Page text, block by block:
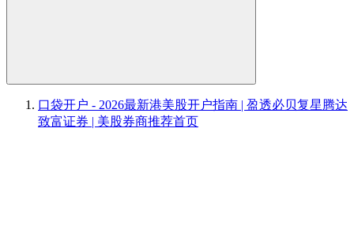
口袋开户 - 2026最新港美股开户指南 | 盈透必贝复星腾达
致富证券 | 美股券商推荐首页